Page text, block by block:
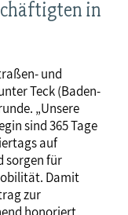
in
und
Teck (Baden-
„Unsere
sind 365 Tage
auf
sorgen für
Damit
zur